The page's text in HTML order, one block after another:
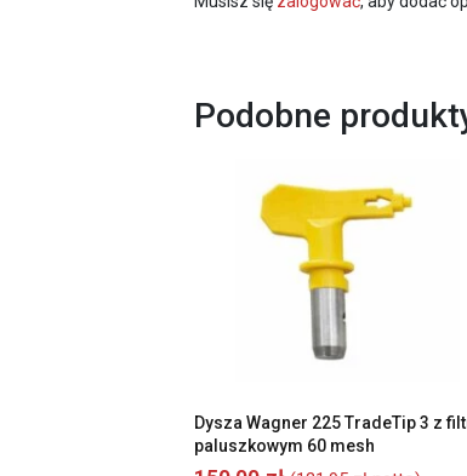
Podobne
Dysza Wagner 225 TradeTip 3 z
paluszkowym 60 mesh